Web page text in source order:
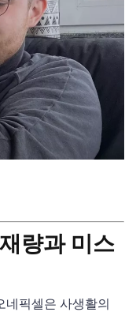
량과 미스
네픽셀은 사생활의